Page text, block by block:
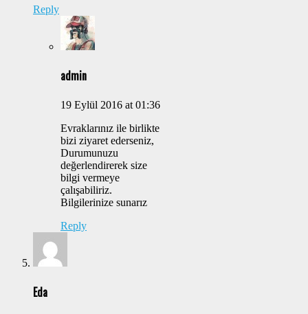
Reply
admin
19 Eylül 2016 at 01:36
Evraklarınız ile birlikte
bizi ziyaret ederseniz,
Durumunuzu
değerlendirerek size
bilgi vermeye
çalışabiliriz.
Bilgilerinize sunarız
Reply
Eda